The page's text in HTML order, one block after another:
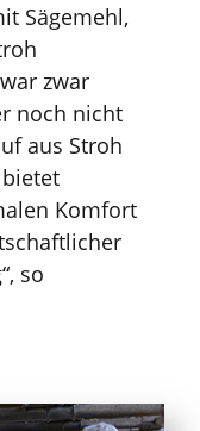
Sägemehl,
zwar
noch nicht
aus Stroh
Komfort
so